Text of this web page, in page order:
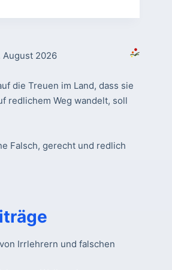
August 2026
die Treuen im Land, dass sie
redlichem Weg wandelt, soll
Falsch, gerecht und redlich
Irrlehrern und falschen